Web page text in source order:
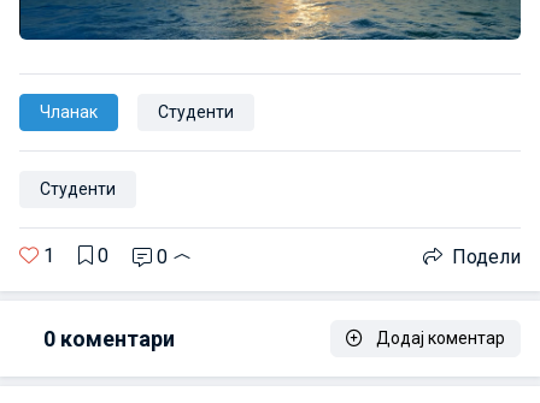
Чланак Студенти
Студенти
1 0 0 Подели
0 коментари Додај коментар